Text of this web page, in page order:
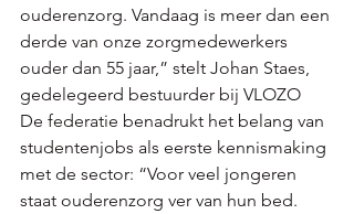
ouderenzorg. Vandaag is meer dan een
derde van onze zorgmedewerkers
ouder dan 55 jaar,” stelt Johan Staes,
gedelegeerd bestuurder bij VLOZO
De federatie benadrukt het belang van
studentenjobs als eerste kennismaking
met de sector: “Voor veel jongeren
staat ouderenzorg ver van hun bed.